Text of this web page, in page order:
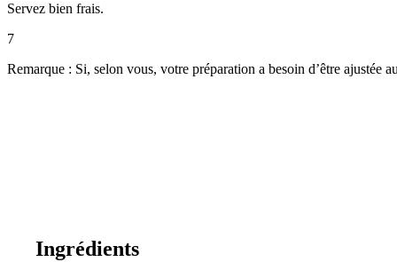
Servez bien frais.
7
Remarque : Si, selon vous, votre préparation a besoin d’être ajustée
Ingrédients